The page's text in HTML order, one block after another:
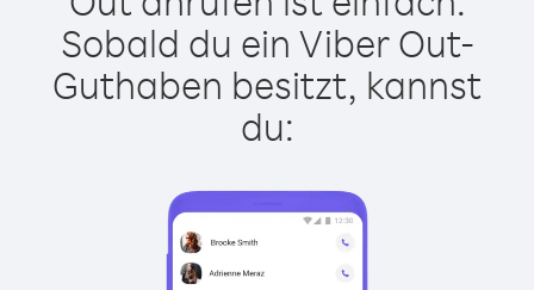
Sobald du ein Viber Out-
Guthaben besitzt, kannst
du: